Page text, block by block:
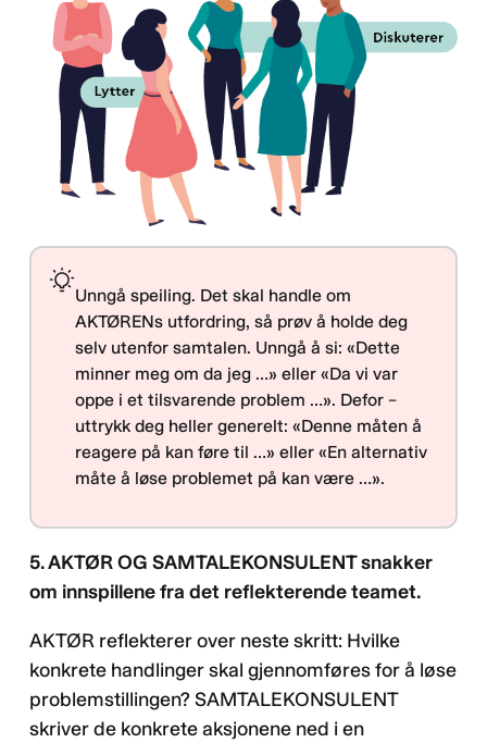
Unngå speiling. Det skal handle om
AKTØRENs utfordring, så prøv å holde deg
selv utenfor samtalen. Unngå å si: «Dette
minner meg om da jeg …» eller «Da vi var
oppe i et tilsvarende problem …». Defor –
uttrykk deg heller generelt: «Denne måten å
reagere på kan føre til …» eller «En alternativ
måte å løse problemet på kan være …».
5. AKTØR OG SAMTALEKONSULENT snakker
om innspillene fra det reflekterende teamet.
AKTØR reflekterer over neste skritt: Hvilke
konkrete handlinger skal gjennomføres for å løse
problemstillingen? SAMTALEKONSULENT
skriver de konkrete aksjonene ned i en